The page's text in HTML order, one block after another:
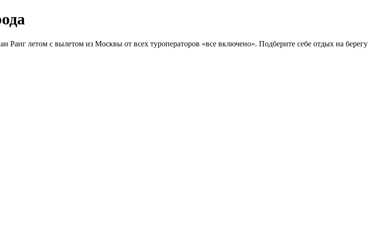
летом с вылетом из Москвы от всех туроператоров «все включено». Подберите себе отдых на берегу